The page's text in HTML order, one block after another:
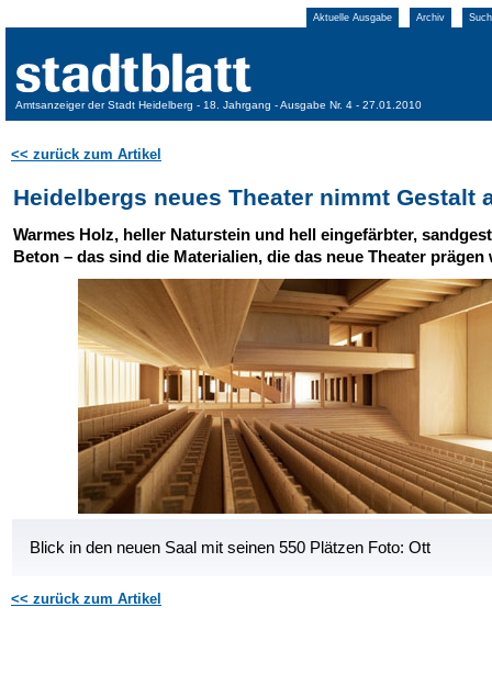
Aktuelle Ausgabe Archiv
Amtsanzeiger der Stadt Heidelberg - 18. Jahrgang - Ausgabe Nr. 4 - 27.01.2010
<< zurück zum Artikel
Heidelbergs neues Theater nimmt Gestalt
Warmes Holz, heller Naturstein und hell eingefärbter,
Beton – das sind die Materialien, die das neue Theater prägen
Blick in den neuen Saal mit seinen 550 Plätzen Foto: Ott
<< zurück zum Artikel